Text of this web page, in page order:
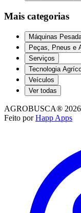
Mais categorias
Máquinas
Peças, Pneus e
Serviços
Tecnologia
Veículos
Ver todas
AGROBUSCA® 2026
Feito por Happ Apps